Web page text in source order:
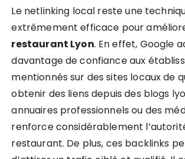
Le netlinking local reste une
extrêmement efficace pour
restaurant Lyon. En effet, Google
davantage de confiance aux
mentionnés sur des sites locaux de
obtenir des liens depuis des blogs
annuaires professionnels ou des
renforce considérablement
restaurant. De plus, ces backlinks